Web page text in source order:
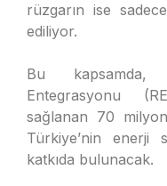
rüzgarın ise
ediliyor.
Bu kapsamda,
Entegrasyonu
sağlanan 70
Türkiye’nin enerji
katkıda bulunacak.